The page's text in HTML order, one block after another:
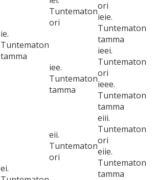
ie.
Tuntematon
tamma
Tuntematon
ori
ori
ieie.
Tuntematon
tamma
iee.
Tuntematon
tamma
ieei.
Tuntematon
ori
ieee.
Tuntematon
tamma
ei.
eii.
Tuntematon
ori
eiii.
Tuntematon
ori
eiie.
Tuntematon
tamma